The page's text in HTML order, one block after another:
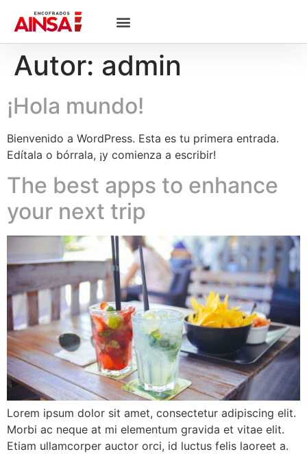
Autor: admin
¡Hola mundo!
Bienvenido a WordPress. Esta es tu primera entrada.
Edítala o bórrala, ¡y comienza a escribir!
The best apps to enhance
your next trip
Lorem ipsum dolor sit amet, consectetur adipiscing elit.
Morbi ac neque at mi elementum gravida et vitae elit.
Etiam ullamcorper auctor orci, id luctus felis laoreet a.